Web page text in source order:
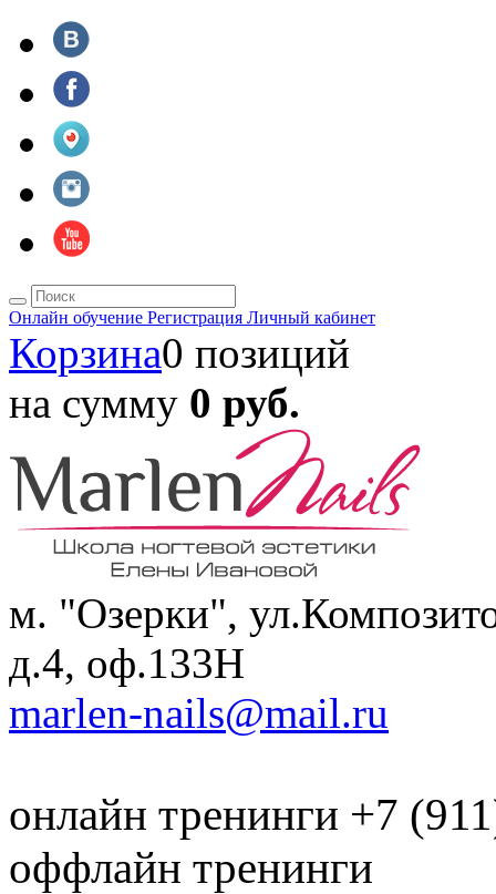
Онлайн обучение Регистрация Личный кабинет
Корзина0 позиций
на сумму 0 руб.
м. "Озерки",
д.4, оф.133H
marlen-nails@mail.ru
онлайн тренинги +7
оффлайн тренинги